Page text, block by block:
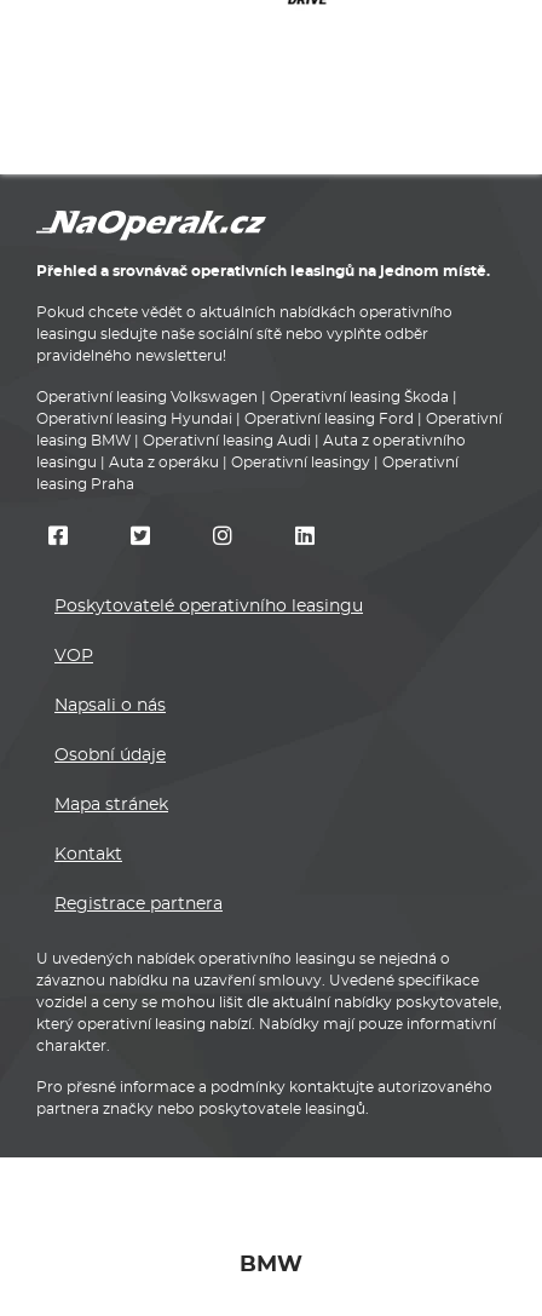
Přehled a srovnávač operativních leasingů na jednom místě.
Pokud chcete vědět o aktuálních nabídkách operativního
leasingu sledujte naše sociální sítě nebo vyplňte odběr
pravidelného newsletteru!
Operativní leasing Volkswagen Operativní leasing Škoda
Operativní leasing Hyundai
Operativní leasing Ford
Operativní
leasing BMW
Operativní leasing Audi
Auta z operativního
leasingu
Auta z operáku Operativní leasingy
Operativní
leasing Praha
Poskytovatelé operativního leasingu
VOP
Napsali o nás
Osobní údaje
Mapa stránek
Kontakt
Registrace partnera
U uvedených nabídek operativního leasingu se nejedná o
závaznou nabídku na uzavření smlouvy. Uvedené specifikace
vozidel a ceny se mohou lišit dle aktuální nabídky poskytovatele,
který operativní leasing nabízí. Nabídky mají pouze informativní
charakter.
Pro přesné informace a podmínky kontaktujte autorizovaného
partnera značky nebo poskytovatele leasingů.
BMW